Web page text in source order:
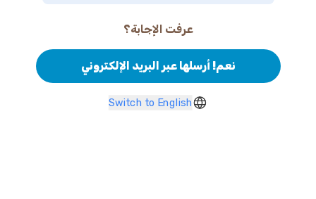
عرفت الإجابة؟
نعم! أرسلها عبر البريد الإلكتروني
Switch to English